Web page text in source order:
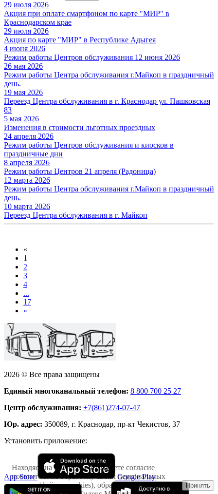
29 июля 2026
Акция при оплате смартфоном по карте "МИР" в
Краснодарском крае
29 июля 2026
Акция по карте "МИР" в Республике Адыгея
4 июня 2026
Режим работы Центров обслуживания 12 июня 2026
26 мая 2026
Режим работы Центра обслуживания г.Майкоп в праздничный
день.
19 мая 2026
Переезд Центра обслуживания в г. Краснодар ул. Пашковская
83
5 мая 2026
Изменения в стоимости льготных проездных
24 апреля 2026
Режим работы Центров обслуживания и киосков в
праздничные дни
8 апреля 2026
Режим работы Центров 21 апреля (Радоница)
12 марта 2026
Режим работы Центра обслуживания г.Майкоп в праздничный
день.
10 марта 2026
Переезд Центра обслуживания в г. Майкоп
«
1
2
3
4
...
17
»
2026 © Все права защищены
Единый многоканальный телефон: 8 800 700 25 27
Центр обслуживания: +7(861)274-07-47
Юр. адрес: 350089, г. Краснодар, пр-кт Чекистов, 37
Установить приложение:
App Store Google Play
Находясь на сайте, Вы выражаете согласие
посетителя на обработку своих персональных
данных (файлов cookies), обрабатываемых
Принять